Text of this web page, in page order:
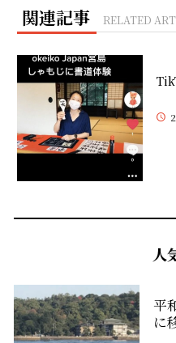
関連記事 RELATED
人
平
に